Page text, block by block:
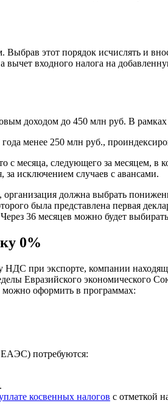
этот порядок исчислять и
входного налога на
доходом до 450 млн руб. В
менее 250 млн руб.,
с месяца, следующего за месяцем,
за исключением случаев с авансами.
должна выбрать
была представлена первая
Через 36 месяцев можно будет
0%
НДС при экспорте, компании
Евразийского экономического
можно оформить в программах:
ЕАЭС) потребуются:
косвенных налогов с отметкой